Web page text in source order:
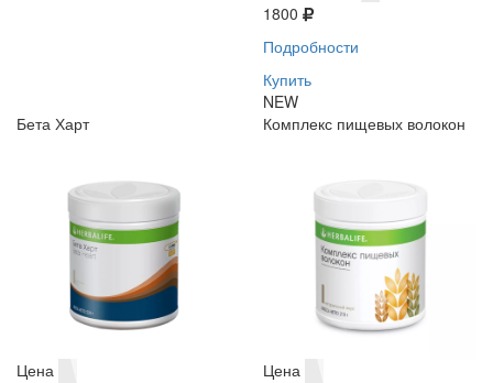
1800
Подробности
Купить
NEW
Бета Харт
Цена
Комплекс пищевых волокон
Цена